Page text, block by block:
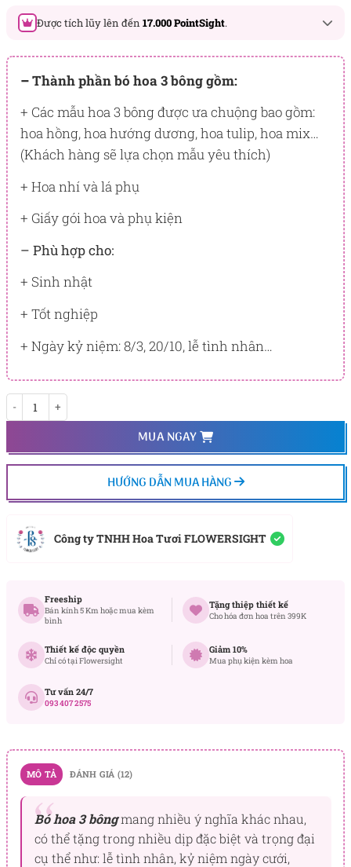
Được tích lũy lên đến 17.000 PointSight.
Đây là số PointSight ước tính bạn sẽ được tích lũy khi mua
sản phẩm hôm nay, tương ứng với quyền lợi hạng
PointSight có giá trị dùng để trừ trực tiếp vào đơn hàng hoặc
đổi quà tặng ưu đãi tại Flowersight.
Đăng nhập
hoặc Đăng ký
ngay để kiểm tra mức tích lũy
chính xác nhất dành cho bạn.
–Thành phần bó hoa 3 bông gồm:
+ Các mẫu hoa 3 bông được ưa chuộng bao gồm:
hoa hồng, hoa hướng dương, hoa tulip, hoa mix…
(Khách hàng sẽ lựa chọn mẫu yêu thích)
+ Hoa nhí và lá phụ
+ Giấy gói hoa và phụ kiện
– Phù hợp cho:
+ Sinh nhật
+ Tốt nghiệp
+ Ngày kỷ niệm: 8/3, 20/10, lễ tình nhân…
MUA NGAY
HƯỚNG DẪN MUA HÀNG
Công ty TNHH Hoa Tươi FLOWERSIGHT
Freeship
Bán kính 5 Km hoặc mua kèm
bình
Tặng thiệp thiết kế
Cho hóa đơn hoa trên 399K
Thiết kế độc quyền
Chỉ có tại Flowersight
Giảm 10%
Mua phụ kiện kèm hoa
Tư vấn 24/7
093 407 2575
MÔ TẢ ĐÁNH GIÁ (12)
Bó hoa 3 bôngmang nhiều ý nghĩa khác nhau,
có thể tặng trong nhiều dịp đặc biệt và trọng đại
cụ thể như: lễ tình nhân, kỷ niệm ngày cưới,